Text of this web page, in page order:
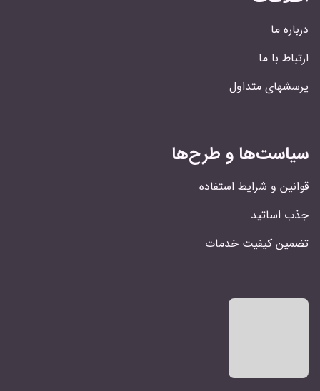
درباره ما
ارتباط با ما
پرسشهای متداول
سیاست‌ها و طرح‌ها
قوانین و شرایط استفاده
جذب اساتید
تضمین کیفیت خدمات